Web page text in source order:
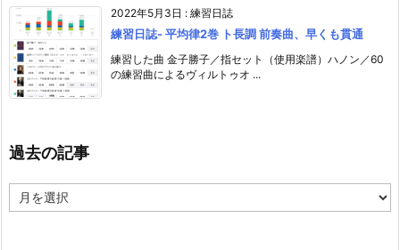
2022年5月3日 : 練習日誌
練習日誌- 平均律2巻 ト長調 前奏曲、早くも貫通
練習した曲 金子勝子／指セット（使用楽譜）ハノン／60
の練習曲によるヴィルトゥオ ...
過去の記事
去